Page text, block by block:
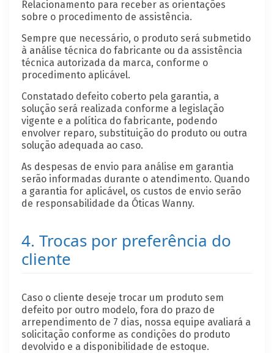
Relacionamento para receber as orientações
sobre o procedimento de assistência.
Sempre que necessário, o produto será submetido
à análise técnica do fabricante ou da assistência
técnica autorizada da marca, conforme o
procedimento aplicável.
Constatado defeito coberto pela garantia, a
solução será realizada conforme a legislação
vigente e a política do fabricante, podendo
envolver reparo, substituição do produto ou outra
solução adequada ao caso.
As despesas de envio para análise em garantia
serão informadas durante o atendimento. Quando
a garantia for aplicável, os custos de envio serão
de responsabilidade da Óticas Wanny.
4. Trocas por preferência do
cliente
Caso o cliente deseje trocar um produto sem
defeito por outro modelo, fora do prazo de
arrependimento de 7 dias, nossa equipe avaliará a
solicitação conforme as condições do produto
devolvido e a disponibilidade de estoque.